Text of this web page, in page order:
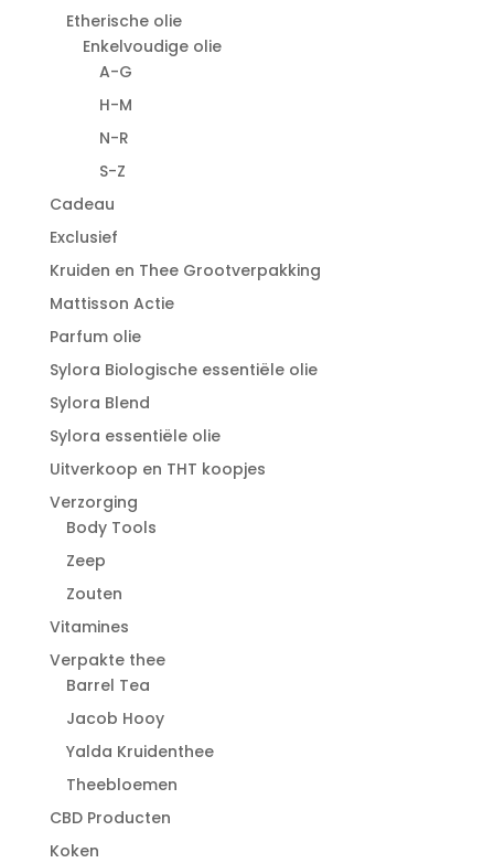
Etherische olie
Enkelvoudige olie
A-G
H-M
N-R
S-Z
Cadeau
Exclusief
Kruiden en Thee Grootverpakking
Mattisson Actie
Parfum olie
Sylora Biologische essentiële olie
Sylora Blend
Sylora essentiële olie
Uitverkoop en THT koopjes
Verzorging
Body Tools
Zeep
Zouten
Vitamines
Verpakte thee
Barrel Tea
Jacob Hooy
Yalda Kruidenthee
Theebloemen
CBD Producten
Koken